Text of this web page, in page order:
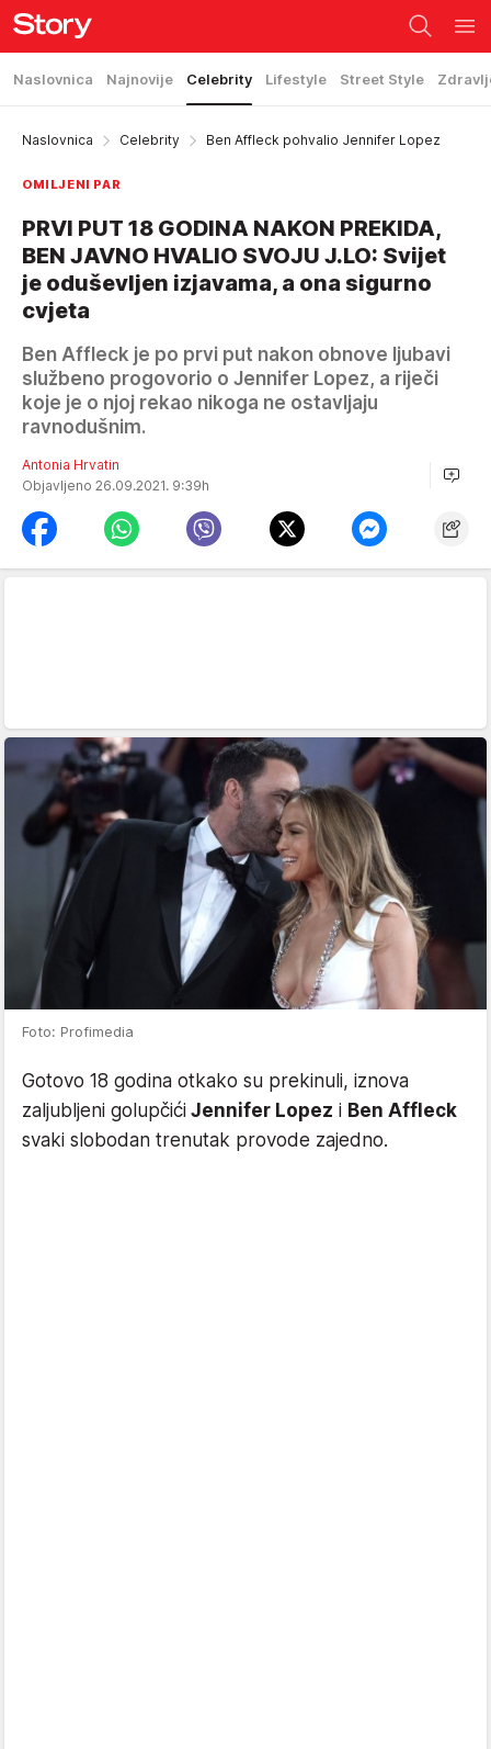
Naslovnica Najnovije Celebrity Lifestyle Street Style
Naslovnica Celebrity Ben Affleck pohvalio Jennifer Lopez
OMILJENI PAR
PRVI PUT 18 GODINA NAKON PREKIDA,
BEN JAVNO HVALIO SVOJU J.LO: Svijet
je oduševljen izjavama, a ona sigurno
cvjeta
Ben Affleck je po prvi put nakon obnove ljubavi
službeno progovorio o Jennifer Lopez, a riječi
koje je o njoj rekao nikoga ne ostavljaju
ravnodušnim.
Antonia Hrvatin
Objavljeno 26.09.2021. 9:39h
Foto: Profimedia
Gotovo 18 godina otkako su prekinuli, iznova
zaljubljeni golupčići Jennifer Lopez i Ben Affleck
svaki slobodan trenutak provode zajedno.